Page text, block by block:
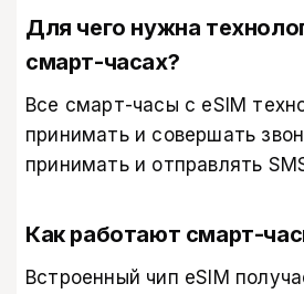
Для чего нужна
смарт-часах?
Все смарт-часы с eSIM
принимать и совершать
принимать и отправлять
Как работают смарт-
Встроенный чип eSIM